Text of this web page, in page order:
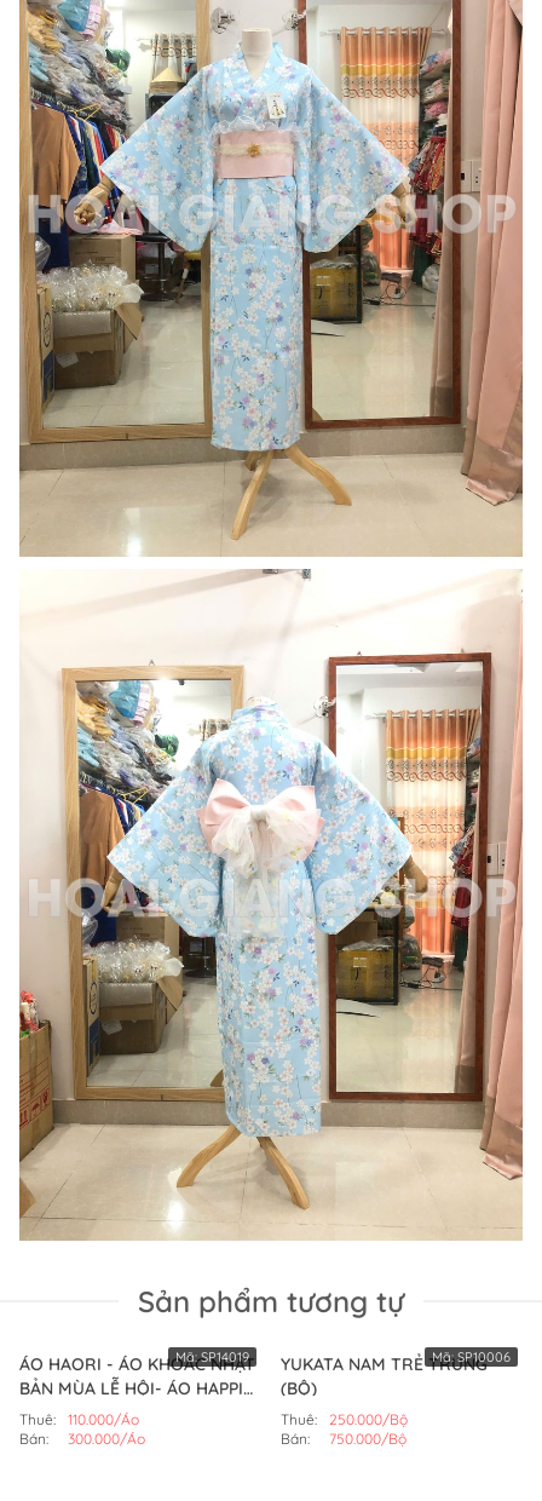
Sản phẩm tương tự
ÁO HAORI - ÁO KHOÁC NHẬT
BẢN MÙA LỄ HỘI- ÁO HAPPI
(MẪU SỐ 3)
Thuê:
110.000/Áo
Bán:
300.000/Áo
Mã:SP14019
YUKATA NAM TRẺ TRUNG
(BỘ)
Thuê:
250.000/Bộ
Bán:
750.000/Bộ
Mã:SP10006